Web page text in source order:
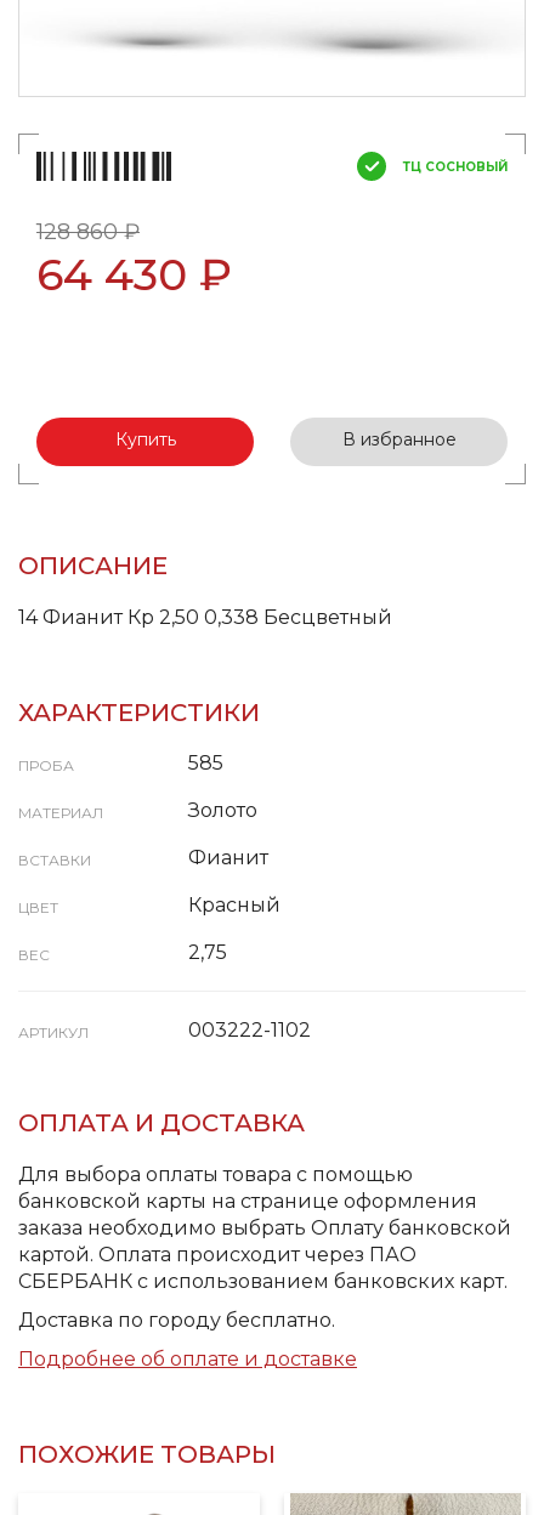
ТЦ СОСНОВЫЙ
128 860 ₽
64 430 ₽
Купить В избранное
ОПИСАНИЕ
14 Фианит Кр 2,50 0,338 Бесцветный
ХАРАКТЕРИСТИКИ
ПРОБА 585
МАТЕРИАЛ Золото
ВСТАВКИ Фианит
ЦВЕТ Красный
ВЕС 2,75
АРТИКУЛ 003222-1102
ОПЛАТА И ДОСТАВКА
Для выбора оплаты товара с помощью
банковской карты на странице оформления
заказа необходимо выбрать Оплату банковской
картой. Оплата происходит через ПАО
СБЕРБАНК с использованием банковских карт.
Доставка по городу бесплатно.
Подробнее об оплате и доставке
ПОХОЖИЕ ТОВАРЫ